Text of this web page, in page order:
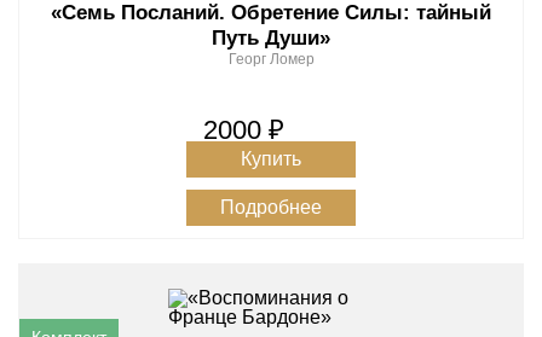
«Семь Посланий. Обретение Силы: тайный
Путь Души»
Георг Ломер
2000 ₽
Купить
Подробнее